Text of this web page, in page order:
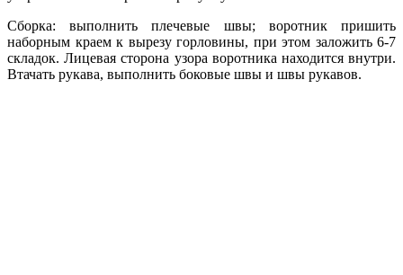
Сборка: выполнить плечевые швы; воротник пришить
наборным краем к вырезу горловины, при этом заложить 6-7
складок. Лицевая сторона узора воротника находится внутри.
Втачать рукава, выполнить боковые швы и швы рукавов.